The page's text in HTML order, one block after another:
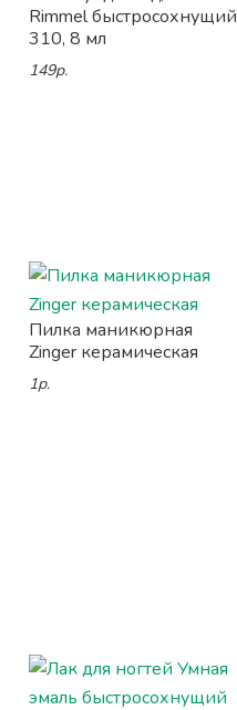
Rimmel быстросохнущий
310, 8 мл
149р.
Пилка маникюрная
Zinger керамическая
1р.